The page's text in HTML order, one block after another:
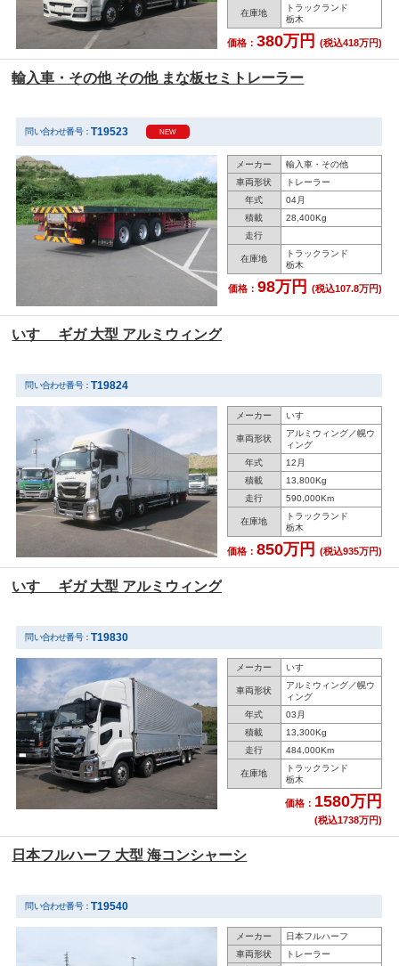
在庫地
トラックランド
栃木
価格：380万円(税込418万円)
輸入車・その他 その他 まな板セミトレーラー
問い合わせ番号：T19523 NEW
メーカー
輸入車・その他
車両形状
トレーラー
年式
04月
積載
28,400Kg
走行
在庫地
トラックランド
栃木
価格：98万円(税込107.8万円)
いすゞ ギガ 大型 アルミウィング
問い合わせ番号：T19824
メーカー いすゞ
車両形状
アルミウィング／幌ウ
ィング
年式
12月
積載
13,800Kg
走行
590,000Km
在庫地
トラックランド
栃木
価格：850万円(税込935万円)
いすゞ ギガ 大型 アルミウィング
問い合わせ番号：T19830
メーカー いすゞ
車両形状
アルミウィング／幌ウ
ィング
年式
03月
積載
13,300Kg
走行
484,000Km
在庫地
トラックランド
栃木
価格： 1580万円
(税込1738万円)
日本フルハーフ 大型 海コンシャーシ
問い合わせ番号：T19540
メーカー
日本フルハーフ
車両形状
トレーラー